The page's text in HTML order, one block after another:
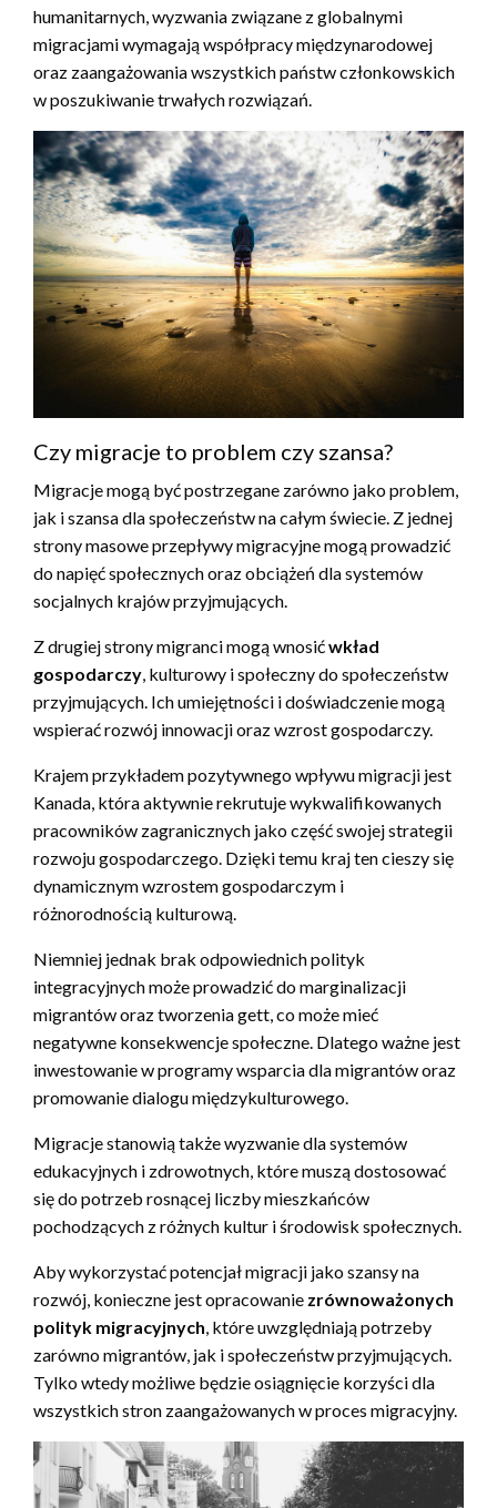
humanitarnych, wyzwania związane z globalnymi
migracjami wymagają współpracy międzynarodowej
oraz zaangażowania wszystkich państw członkowskich
w poszukiwanie trwałych rozwiązań.
Czy migracje to problem czy szansa?
Migracje mogą być postrzegane zarówno jako problem,
jak i szansa dla społeczeństw na całym świecie. Z jednej
strony masowe przepływy migracyjne mogą prowadzić
do napięć społecznych oraz obciążeń dla systemów
socjalnych krajów przyjmujących.
Z drugiej strony migranci mogą wnosićwkład
gospodarczy , kulturowy i społeczny do społeczeństw
przyjmujących. Ich umiejętności i doświadczenie mogą
wspierać rozwój innowacji oraz wzrost gospodarczy.
Krajem przykładem pozytywnego wpływu migracji jest
Kanada, która aktywnie rekrutuje wykwalifikowanych
pracowników zagranicznych jako część swojej strategii
rozwoju gospodarczego. Dzięki temu kraj ten cieszy się
dynamicznym wzrostem gospodarczym i
różnorodnością kulturową.
Niemniej jednak brak odpowiednich polityk
integracyjnych może prowadzić do marginalizacji
migrantów oraz tworzenia gett, co może mieć
negatywne konsekwencje społeczne. Dlatego ważne jest
inwestowanie w programy wsparcia dla migrantów oraz
promowanie dialogu międzykulturowego.
Migracje stanowią także wyzwanie dla systemów
edukacyjnych i zdrowotnych, które muszą dostosować
się do potrzeb rosnącej liczby mieszkańców
pochodzących z różnych kultur i środowisk społecznych.
Aby wykorzystać potencjał migracji jako szansy na
rozwój, konieczne jest opracowanie zrównoważonych
polityk migracyjnych , które uwzględniają potrzeby
zarówno migrantów, jak i społeczeństw przyjmujących.
Tylko wtedy możliwe będzie osiągnięcie korzyści dla
wszystkich stron zaangażowanych w proces migracyjny.